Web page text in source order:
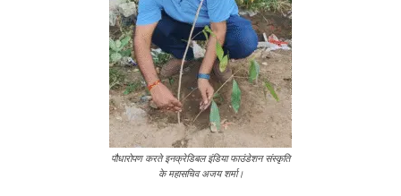
पौधारोपण करते इनक्रेडिबल इंडिया फाउंडेशन संस्कृति
के महासचिव अजय शर्मा।